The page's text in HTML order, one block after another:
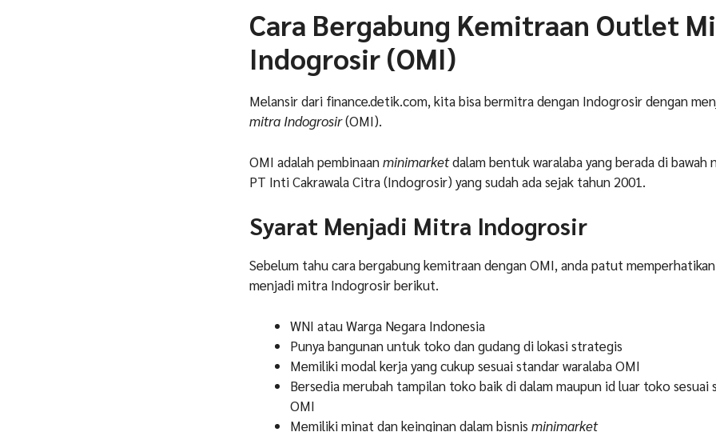
Cara Bergabung Kemitraan Outlet
Indogrosir (OMI)
Melansir dari finance.detik.com, kita bisa bermitra dengan Indogrosir dengan
mitra Indogrosir(OMI).
OMI adalah pembinaanminimarketdalam bentuk waralaba yang berada di bawah
PT Inti Cakrawala Citra (Indogrosir) yang sudah ada sejak tahun 2001.
Syarat Menjadi Mitra Indogrosir
Sebelum tahu cara bergabung kemitraan dengan OMI, anda patut
menjadi mitra Indogrosir berikut.
WNI atau Warga Negara Indonesia
Punya bangunan untuk toko dan gudang di lokasi strategis
Memiliki modal kerja yang cukup sesuai standar waralaba OMI
Bersedia merubah tampilan toko baik di dalam maupun id luar toko sesuai
OMI
Memiliki minat dan keinginan dalam bisnis minimarket